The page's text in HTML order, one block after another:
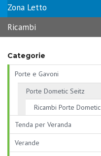
Zona Letto
Ricambi
Categorie
Porte e Gavoni
Porte Dometic Seitz
Ricambi Porte Dometic
Tenda per Veranda
Verande